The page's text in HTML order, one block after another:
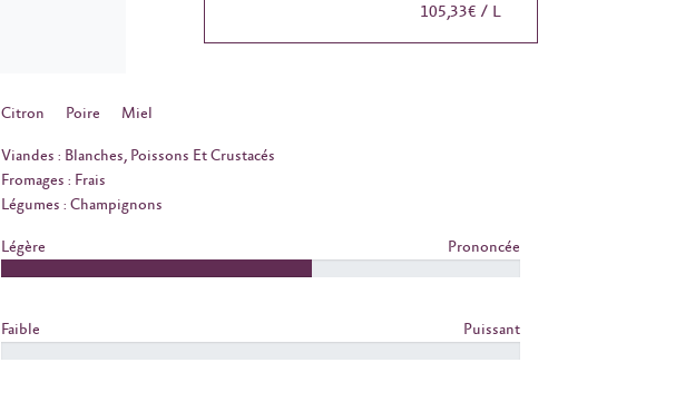
105,33€ / L
Citron Poire Miel
Viandes : Blanches, Poissons Et Crustacés
Fromages : Frais
Légumes : Champignons
Légère Prononcée
Faible Puissant